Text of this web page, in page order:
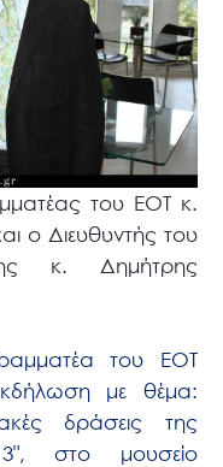
του ΕΟΤ κ.
ο Διευθυντής του
κ. Δημήτρης
του ΕΟΤ
με θέμα:
δράσεις της
στο μουσείο